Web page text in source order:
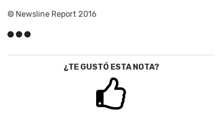
© Newsline Report 2016
¿TE GUSTÓ ESTA NOTA?